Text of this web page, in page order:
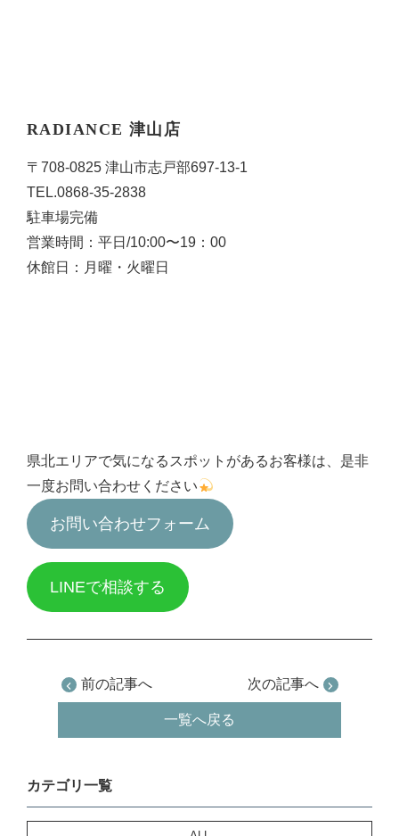
RADIANCE 津山店
〒708-0825 津山市志戸部697-13-1
TEL.0868-35-2838
駐車場完備
営業時間：平日/10:00〜19：00
休館日：月曜・火曜日
県北エリアで気になるスポットがあるお客様は、是非
一度お問い合わせください
お問い合わせフォーム
LINEで相談する
前の記事へ 次の記事へ
一覧へ戻る
カテゴリ一覧